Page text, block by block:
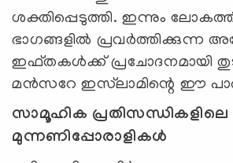
ശക്തിപ്പെടുത്തി. ഇന്നും
ഭാഗങ്ങളിൽ പ്രവർത്തിക്കുന്ന
ഇഫ്തകൾക്ക് പ്രചോദനമായി
മൻസറേ ഇസ്‌ലാമിന്റെ ഈ
സാമൂഹിക പ്രതിസന്ധികളിലെ
മുന്നണിപ്പോരാളികൾ